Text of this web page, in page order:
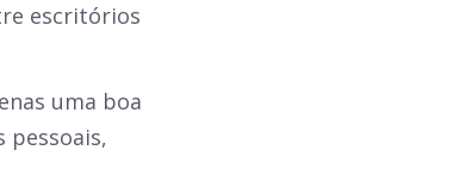
escritórios
uma boa
pessoais,